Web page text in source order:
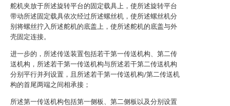
舵机夹放于所述旋转平台的固定载具上，使所述旋转平台
带动所述固定载具依次经过所述螺丝机，使所述螺丝机分
别将螺丝拧入所述舵机的底盖上，使所述舵机的底盖与外
壳固定连接。
进一步的，所述传送装置包括若干第一传送机构、第二传
送机构，所述若干第一传送机构与所述若干第二传送机构
分别平行并列设置，且所述若干第一传送机构/第二传送机
构的首尾两端之间相承接；
所述第一传送机构包括第一侧板、第二侧板以及分别设置